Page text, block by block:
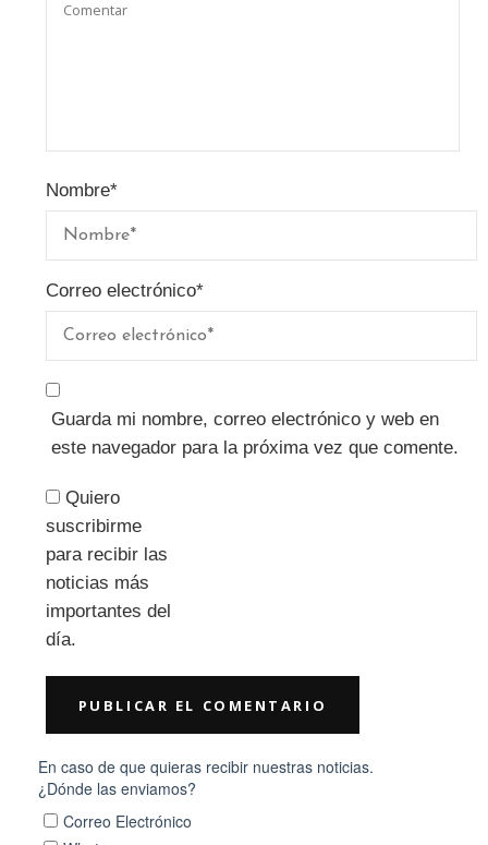
Nombre*
Correo electrónico*
Guarda mi nombre, correo electrónico y web en
este navegador para la próxima vez que comente.
Quiero
suscribirme
para recibir las
noticias más
importantes del
día.